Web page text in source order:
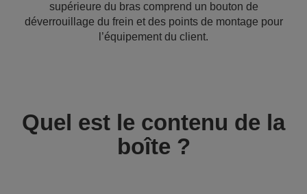
supérieure du bras comprend un bouton de
déverrouillage du frein et des points de montage pour
l’équipement du client.
Quel est le contenu de la
boîte ?